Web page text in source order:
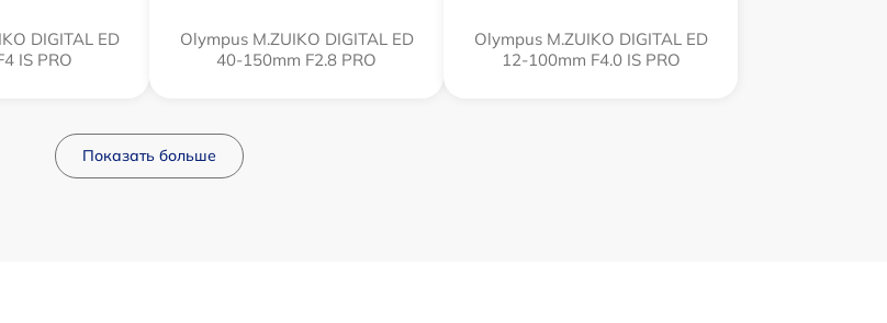
DIGITAL ED
IS PRO
Olympus M.ZUIKO DIGITAL ED
40-150mm F2.8 PRO
Olympus M.ZUIKO DIGITAL ED
12‑100mm F4.0 IS PRO
Показать больше